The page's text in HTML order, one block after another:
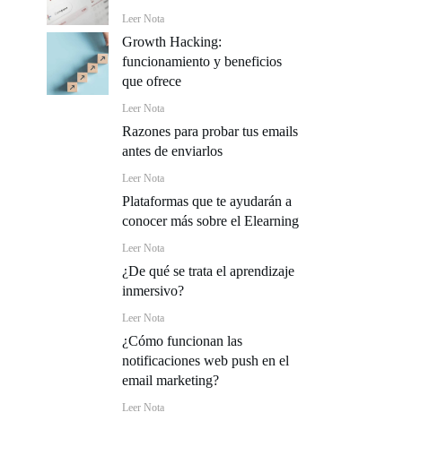
Leer Nota
Growth Hacking:
funcionamiento y beneficios
que ofrece
Leer Nota
Razones para probar tus emails
antes de enviarlos
Leer Nota
Plataformas que te ayudarán a
conocer más sobre el Elearning
Leer Nota
¿De qué se trata el aprendizaje
inmersivo?
Leer Nota
¿Cómo funcionan las
notificaciones web push en el
email marketing?
Leer Nota